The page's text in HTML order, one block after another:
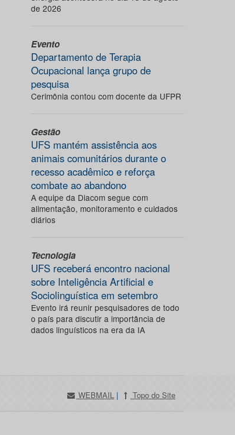
de 2026
Evento
Departamento de Terapia
Ocupacional lança grupo de
pesquisa
Cerimônia contou com docente da UFPR
Gestão
UFS mantém assistência aos
animais comunitários durante o
recesso acadêmico e reforça
combate ao abandono
A equipe da Diacom segue com
alimentação, monitoramento e cuidados
diários
Tecnologia
UFS receberá encontro nacional
sobre Inteligência Artificial e
Sociolinguística em setembro
Evento irá reunir pesquisadores de todo
o país para discutir a importância de
dados linguísticos na era da IA
WEBMAIL | Topo do Site